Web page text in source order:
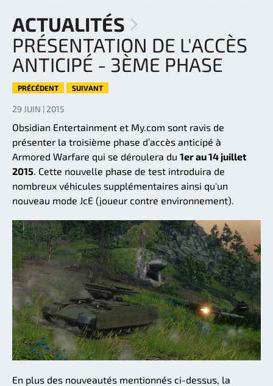
ACTUALITÉS
PRÉSENTATION DE L'ACCÈS
ANTICIPÉ - 3ÈME PHASE
PRÉCÉDENT SUIVANT
29 JUIN | 2015
Obsidian Entertainment et My.com sont ravis de
présenter la troisième phase d’accès anticipé à
Armored Warfare qui se déroulera du 1er au 14 juillet
2015. Cette nouvelle phase de test introduira de
nombreux véhicules supplémentaires ainsi qu'un
nouveau mode JcE (joueur contre environnement).
En plus des nouveautés mentionnés ci-dessus, la